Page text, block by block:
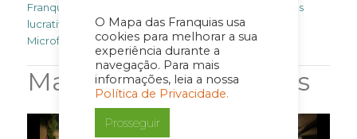
O Mapa das Franquias usa
cookies para melhorar a sua
experiência durante a
navegação. Para mais
informações, leia a nossa
Política de Privacidade.
Prosseguir
Franquias de limpeza
franquias
lucrativas
franquias para investir,Maria Brasileira
Microfranquias
Matérias Relacionadas